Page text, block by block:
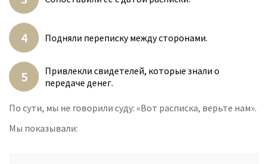
Подняли переписку между сторонами.
Привлекли свидетелей, которые знали о
передаче денег.
По сути, мы не говорили суду: «Вот расписка, верьте нам».
Мы показывали: